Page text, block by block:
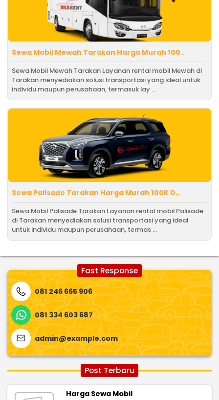
Sewa Mobil Mewah Tarakan Harga Murah 100..
Sewa Mobil Mewah Tarakan Layanan rental mobil Mewah di
Tarakan menyediakan solusi transportasi yang ideal untuk
individu maupun perusahaan, termasuk lay ...
Sewa Palisade Tarakan Harga Murah 100K D..
Sewa Mobil Palisade Tarakan Layanan rental mobil Palisade
di Tarakan menyediakan solusi transportasi yang ideal
untuk individu maupun perusahaan, termas ...
Fast Response
081 246 665 906
081 334 603 687
admin@example.com
Post Terbaru
Harga Sewa Mobil